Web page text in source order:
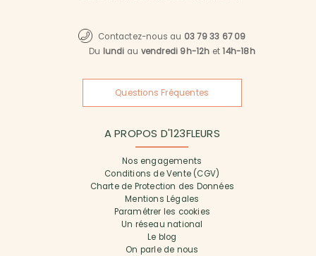
Contactez-nous au 03 79 33 67 09
Du lundi au vendredi 9h-12h et14h-18h
Questions Fréquentes
A PROPOS D'123FLEURS
Nos engagements
Conditions de Vente (CGV)
Charte de Protection des Données
Mentions Légales
Paramétrer les cookies
Un réseau national
Le blog
On parle de nous